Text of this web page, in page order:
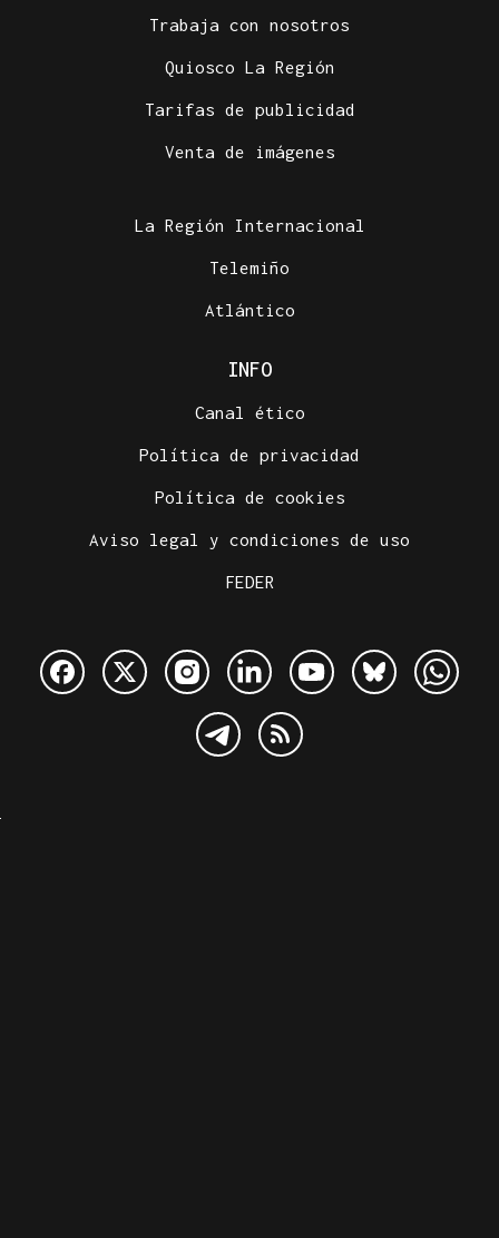
Trabaja con nosotros
Quiosco La Región
Tarifas de publicidad
Venta de imágenes
La Región Internacional
Telemiño
Atlántico
INFO
Canal ético
Política de privacidad
Política de cookies
Aviso legal y condiciones de uso
FEDER